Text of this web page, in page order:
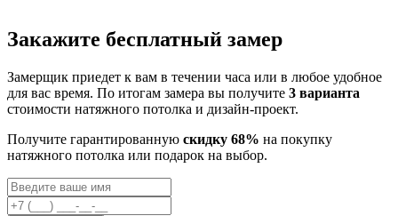
Закажите бесплатный замер
Замерщик приедет к вам в течении часа или в любое удобное
для вас время. По итогам замера вы получите 3 варианта
стоимости натяжного потолка и дизайн-проект.
Получите гарантированную скидку 68% на покупку
натяжного потолка или подарок на выбор.